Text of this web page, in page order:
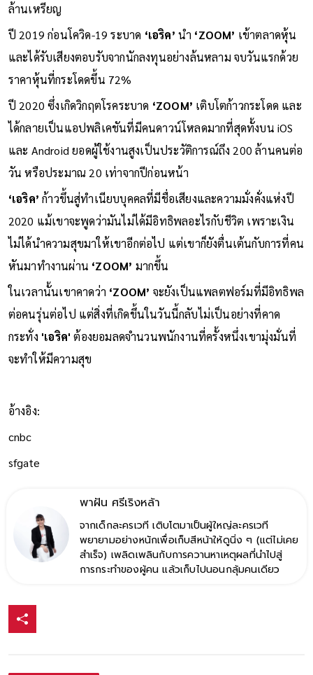
ล้านเหรียญ
ปี 2019 ก่อนโควิด-19 ระบาด ‘เอริค’ นำ ‘ZOOM’ เข้าตลาดหุ้น
และได้รับเสียงตอบรับจากนักลงทุนอย่างล้นหลาม จบวันแรกด้วย
ราคาหุ้นที่กระโดดขึ้น 72%
ปี 2020 ซึ่งเกิดวิกฤตโรคระบาด ‘ZOOM’ เติบโตก้าวกระโดด และ
ได้กลายเป็นแอปพลิเคชันที่มีคนดาวน์โหลดมากที่สุดทั้งบน iOS
และ Android ยอดผู้ใช้งานสูงเป็นประวัติการณ์ถึง 200 ล้านคนต่อ
วัน หรือประมาณ 20 เท่าจากปีก่อนหน้า
‘เอริค’ ก้าวขึ้นสู่ทำเนียบบุคคลที่มีชื่อเสียงและความมั่งคั่งแห่งปี
2020 แม้เขาจะพูดว่ามันไม่ได้มีอิทธิพลอะไรกับชีวิต เพราะเงิน
ไม่ได้นำความสุขมาให้เขาอีกต่อไป แต่เขาก็ยังตื่นเต้นกับการที่คน
หันมาทำงานผ่าน ‘ZOOM’ มากขึ้น
ในเวลานั้นเขาคาดว่า ‘ZOOM’ จะยังเป็นแพลตฟอร์มที่มีอิทธิพล
ต่อคนรุ่นต่อไป แต่สิ่งที่เกิดขึ้นในวันนี้กลับไม่เป็นอย่างที่คาด
กระทั่ง 'เอริค'ต้องยอมลดจำนวนพนักงานที่ครั้งหนึ่งเขามุ่งมั่นที่
จะทำให้มีความสุข
อ้างอิง:
cnbc
sfgate
พาฝัน ศรีเริงหล้า
จากเด็กละครเวที เติบโตมาเป็นผู้ใหญ่ละครเวที
พยายามอย่างหนักเพื่อเก็บสีหน้าให้ดูนิ่ง ๆ (แต่ไม่เคย
สำเร็จ) เพลิดเพลินกับการควานหาเหตุผลที่นำไปสู่
การกระทำของผู้คน แล้วเก็บไปนอนกลุ้มคนเดียว